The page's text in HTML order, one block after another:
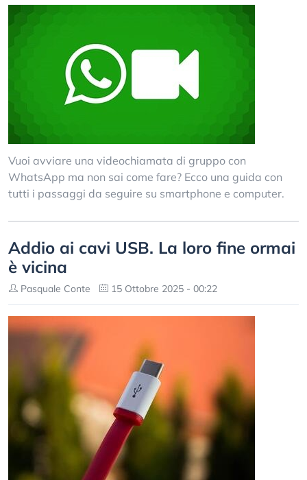
Vuoi avviare una videochiamata di gruppo con
WhatsApp ma non sai come fare? Ecco una guida con
tutti i passaggi da seguire su smartphone e computer.
Addio ai cavi USB. La loro fine ormai
è vicina
Pasquale Conte 15 Ottobre 2025 - 00:22